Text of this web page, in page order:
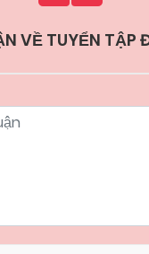
VỀ TUYỂN TẬP